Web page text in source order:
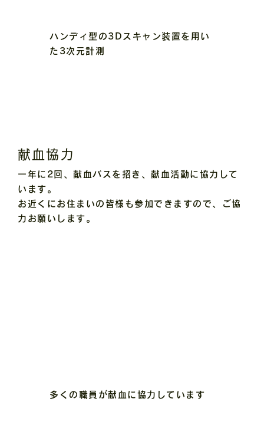
ハンディ型の3Dスキャン装置を用い
た3次元計測
多くの職員が献血に協力しています
献血協力
一年に2回、献血バスを招き、献血活動に協力して
います。
お近くにお住まいの皆様も参加できますので、ご協
力お願いします。